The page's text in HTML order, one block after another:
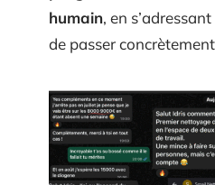
humain, en
de passer